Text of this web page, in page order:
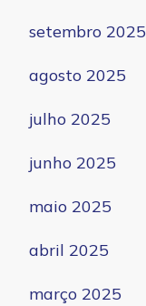
setembro 2025
agosto 2025
julho 2025
junho 2025
maio 2025
abril 2025
março 2025